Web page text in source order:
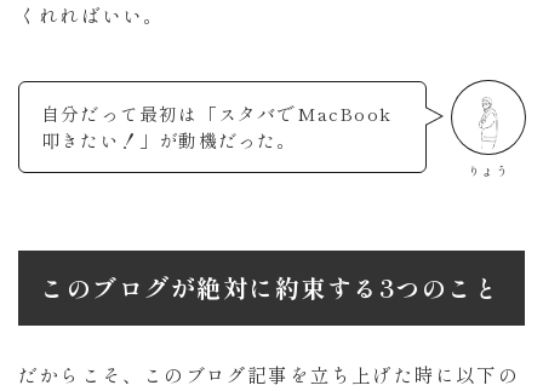
くれればいい。
りょう
自分だって最初は「スタバでMacBook
叩きたい！」が動機だった。
このブログが絶対に約束する3つのこと
だからこそ、このブログ記事を立ち上げた時に以下の